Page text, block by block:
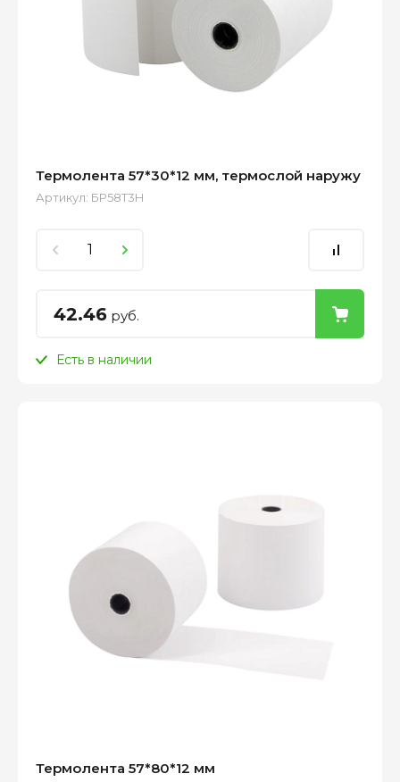
Термолента 57*30*12 мм, термослой наружу
Артикул: БР58Т3Н
42.46 руб.
Есть в наличии
Термолента 57*80*12 мм